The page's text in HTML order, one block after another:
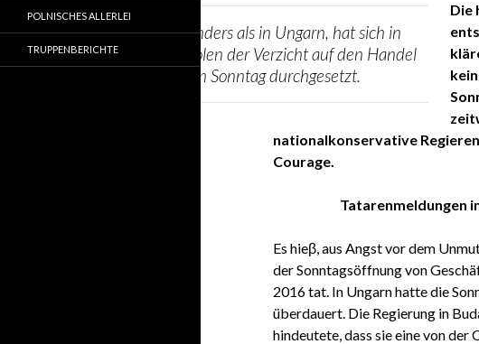
Anders als in Ungarn, hat sich in
Polen der Verzicht auf den Handel
am Sonntag durchgesetzt.
Die
nationalkonservative
Courage.
Tatarenmeldungen
Es hieβ, aus Angst vor dem
der Sonntagsöffnung von
2016 tat. In Ungarn hatte die
überdauert. Die Regierung in
hindeutete, dass sie eine von
POLNISCHES ALLERLEI
TRUPPENBERICHTE